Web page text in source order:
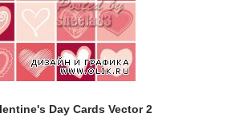
Day Cards Vector 2